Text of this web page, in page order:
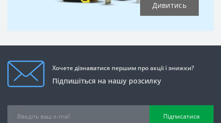
Дивитись
Хочете дізнаватися першим про акції і знижки?
Підпишіться на нашу розсилку
Підписатися